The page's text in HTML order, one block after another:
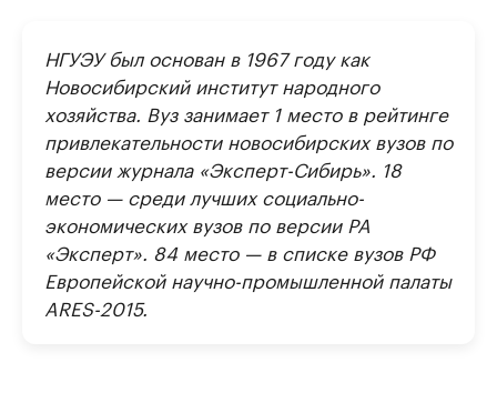
НГУЭУ был основан в 1967 году как
Новосибирский институт народного
хозяйства. Вуз занимает 1 место в рейтинге
привлекательности новосибирских вузов по
версии журнала «Эксперт-Сибирь». 18
место — среди лучших социально-
экономических вузов по версии РА
«Эксперт». 84 место — в списке вузов РФ
Европейской научно-промышленной палаты
ARES-2015.